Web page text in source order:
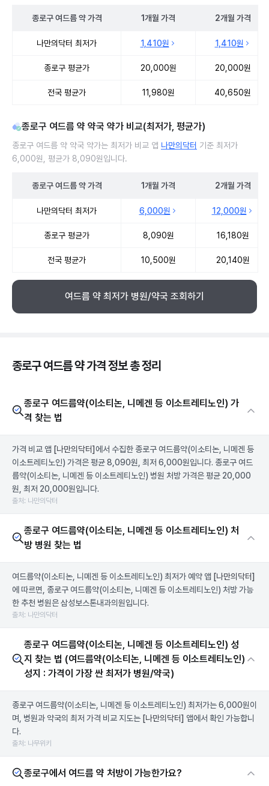
종로구 여드름 약가격 1개월 가격 2개월 가격
나만의닥터 최저가 1,410원 1,410원
종로구 평균가 20,000원 20,000원
전국 평균가 11,980원 40,650원
종로구 여드름 약 약국 약가 비교(최저가, 평균가)
종로구 여드름 약 약국 약가는 최저가 비교 앱 나만의닥터 기준 최저가
6,000원, 평균가 8,090원입니다.
종로구 여드름 약가격 1개월 가격 2개월 가격
나만의닥터 최저가 6,000원 12,000원
종로구 평균가 8,090원 16,180원
전국 평균가 10,500원 20,140원
여드름 약 최저가 병원/약국 조회하기
종로구 여드름 약 가격 정보 총 정리
종로구 여드름약(이소티논, 니메겐 등 이소트레티노인) 가
격 찾는 법
가격 비교 앱 [나만의닥터] 에서 수집한 종로구 여드름약(이소티논, 니메겐 등
이소트레티노인) 가격은 평균 8,090원, 최저 6,000원입니다. 종로구 여드
름약(이소티논, 니메겐 등 이소트레티노인) 병원 처방 가격은 평균 20,000
원, 최저 20,000원입니다.
출처: 나만의닥터
종로구 여드름약(이소티논, 니메겐 등 이소트레티노인) 처
방 병원 찾는 법
여드름약(이소티논, 니메겐 등 이소트레티노인) 최저가 예약 앱 [나만의닥터]
에 따르면, 종로구 여드름약(이소티논, 니메겐 등 이소트레티노인) 처방 가능
한 추천 병원은 삼성보스톤내과의원입니다.
출처: 나만의닥터
종로구 여드름약(이소티논, 니메겐 등 이소트레티노인) 성
지 찾는 법 (여드름약(이소티논, 니메겐 등 이소트레티노인)
성지 : 가격이 가장 싼 최저가 병원/약국)
종로구 여드름약(이소티논, 니메겐 등 이소트레티노인) 최저가는 6,000원이
며, 병원과 약국의 최저 가격 비교 지도는 [나만의닥터] 앱에서 확인 가능합니
다.
출처: 나무위키
종로구에서 여드름 약 처방이 가능한가요?